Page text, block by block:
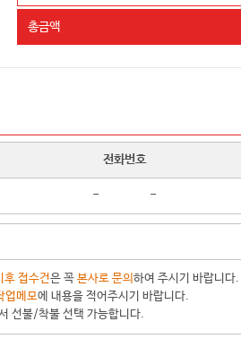
총금액
전화번호
- -
후 접수건은 꼭 본사로 문의 하여 주시기 바랍니다.
업메모에 내용을 적어주시기 바랍니다.
선불/착불 선택 가능합니다.